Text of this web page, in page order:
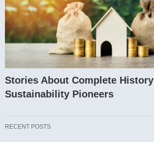
Stories About Complete History
Sustainability Pioneers
RECENT POSTS